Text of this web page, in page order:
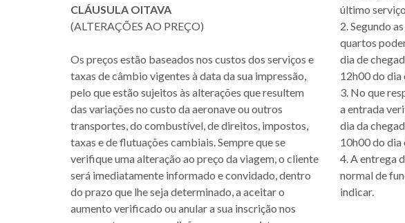
CLÁUSULA OITAVA
(ALTERAÇÕES AO PREÇO)
Os preços estão baseados nos custos dos serviços e
taxas de câmbio vigentes à data da sua impressão,
pelo que estão sujeitos às alterações que resultem
das variações no custo da aeronave ou outros
transportes, do combustível, de direitos, impostos,
taxas e de flutuações cambiais. Sempre que se
verifique uma alteração ao preço da viagem, o cliente
será imediatamente informado e convidado, dentro
do prazo que lhe seja determinado, a aceitar o
aumento verificado ou anular a sua inscrição nos
último
2. Segundo
quartos
dia de
12h00 do dia
3. No que
a entrada
dia da
10h00 do dia
4. A entrega
normal de
indicar.